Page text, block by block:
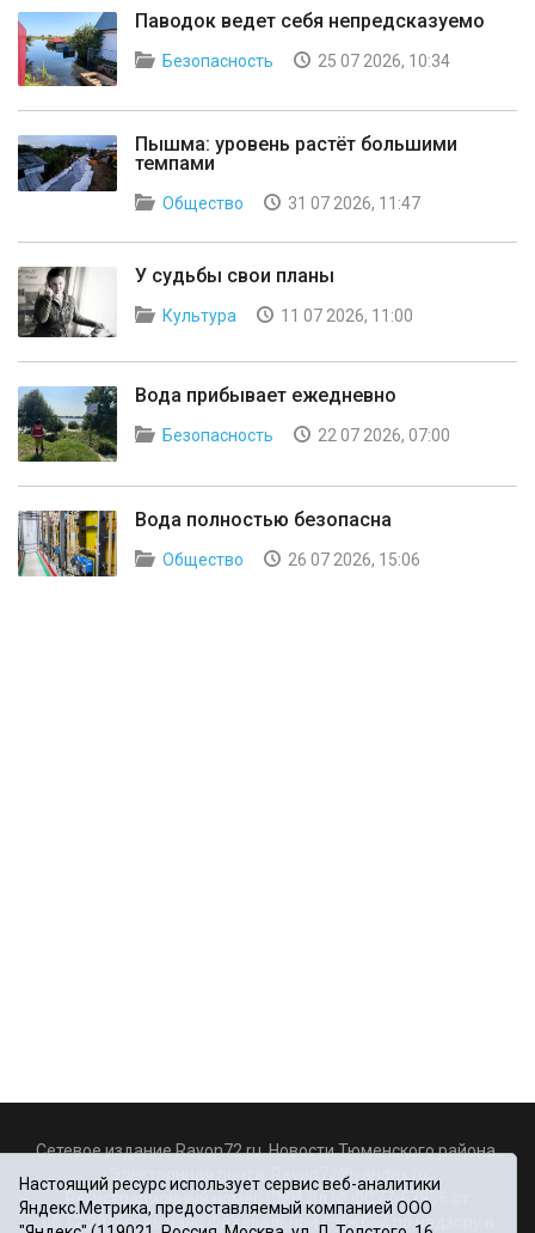
Паводок ведет себя непредсказуемо
Безопасность 25 07 2026, 10:34
Пышма: уровень растёт большими
темпами
Общество 31 07 2026, 11:47
У судьбы свои планы
Культура 11 07 2026, 11:00
Вода прибывает ежедневно
Безопасность 22 07 2026, 07:00
Вода полностью безопасна
Общество 26 07 2026, 15:06
Сетевое издание Rayon72.ru. Новости Тюменского района.
Rayon72@yandex.ru
Регистрационный номер СМИ Эл № ФС77-67956 от
06.12.2016г., выдано Федеральной службой по надзору в
Настоящий ресурс использует сервис веб-аналитики
Яндекс.Метрика, предоставляемый компанией ООО